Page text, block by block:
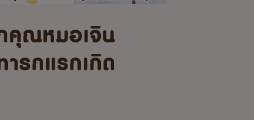
คุณหมอเจิน
รกแรกเกิด